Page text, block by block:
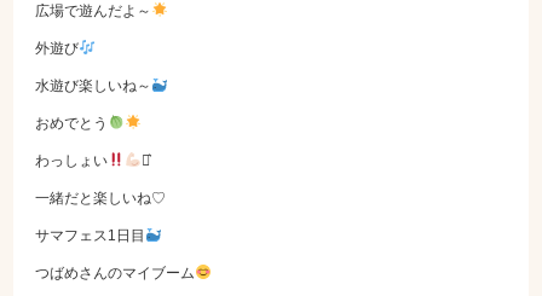
広場で遊んだよ～
外遊び
水遊び楽しいね～
おめでとう
わっしょい ⋆͛
一緒だと楽しいね♡
サマフェス1日目
つばめさんのマイブーム